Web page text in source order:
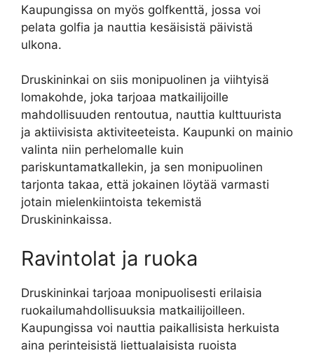
Kaupungissa on myös golfkenttä, jossa voi
pelata golfia ja nauttia kesäisistä päivistä
ulkona.
Druskininkai on siis monipuolinen ja viihtyisä
lomakohde, joka tarjoaa matkailijoille
mahdollisuuden rentoutua, nauttia kulttuurista
ja aktiivisista aktiviteeteista. Kaupunki on mainio
valinta niin perhelomalle kuin
pariskuntamatkallekin, ja sen monipuolinen
tarjonta takaa, että jokainen löytää varmasti
jotain mielenkiintoista tekemistä
Druskininkaissa.
Ravintolat ja ruoka
Druskininkai tarjoaa monipuolisesti erilaisia
ruokailumahdollisuuksia matkailijoilleen.
Kaupungissa voi nauttia paikallisista herkuista
aina perinteisistä liettualaisista ruoista